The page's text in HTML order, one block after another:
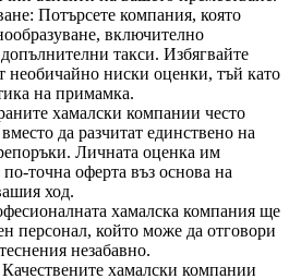
Потърсете компания, която
включително
такси. Избягвайте
необичайно ниски оценки, тъй като
на примамка.
хамалски компании често
да разчитат единствено на
Личната оценка им
точна оферта въз основа на
ход.
хамалска компания ще
персонал, който може да отговори
незабавно.
хамалски компании